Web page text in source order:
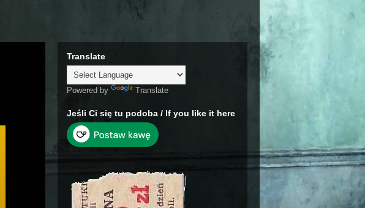
Translate
Powered by Translate
Jeśli Ci się tu podoba / If you like it here